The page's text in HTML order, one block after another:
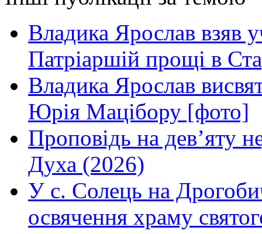
Владика Ярослав взяв
Патріаршій прощі в
Владика Ярослав
Юрія Мацібору [фото]
Проповідь на дев’яту
Духа (2026)
У с. Солець на
освячення храму